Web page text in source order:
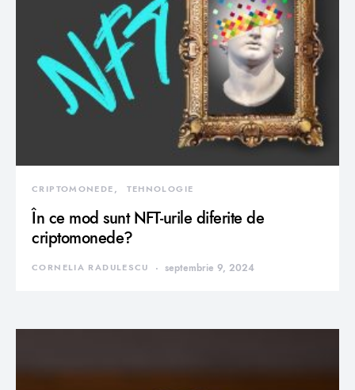
CRIPTOMONEDE TEHNOLOGIE
În ce mod sunt NFT-urile diferite de
criptomonede?
CORNELIA RADULESCU septembrie 9, 2024